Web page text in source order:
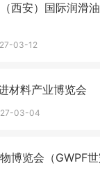
西安）国际润滑
03-12
材料产业博览会
03-04
博览会（GWPF